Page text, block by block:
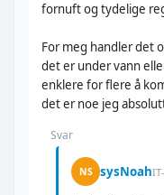
fornuft og tydelige
For meg handler det
det er under vann
enklere for flere å
det er noe jeg
Svar
NS sysNoah